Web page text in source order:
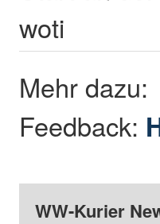
woti
Mehr dazu:
Feedback:
WW-Kurier